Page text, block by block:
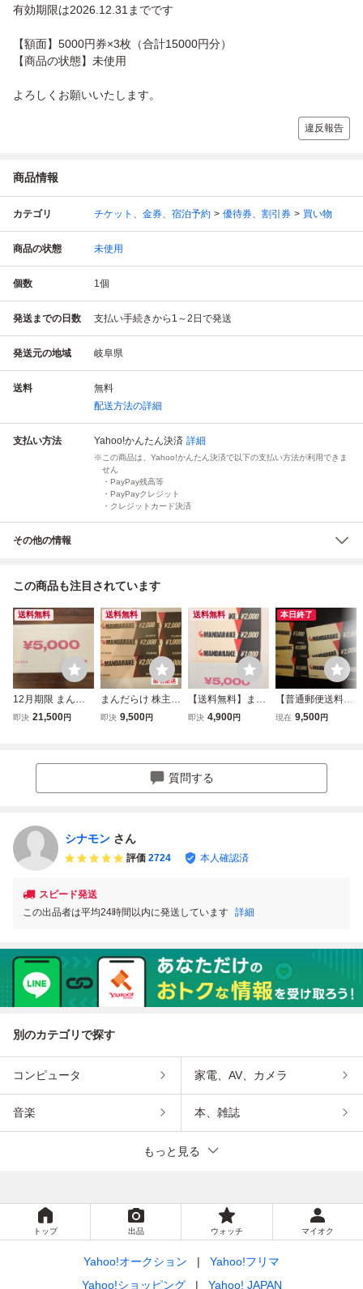
有効期限は2026.12.31までです
【額面】5000円券×3枚（合計15000円分）
【商品の状態】未使用
よろしくお願いいたします。
違反報告
商品情報
カテゴリ チケット、金券、宿泊予約 優待券、割引券 買い物
商品の状態 未使用
個数 1個
発送までの日数 支払い手続きから1～2日で発送
発送元の地域 岐阜県
送料
無料
配送方法の詳細
支払い方法 Yahoo!かんたん決済 詳細
この商品は、Yahoo!かんたん決済で以下の支払い方法が利用できま
せん
・PayPay残高等
・PayPayクレジット
・クレジットカード決済
その他の情報
この商品も注目されています
送料無料
12月期限 まんだ
らけ 株主優待券 2
即決 21,500円
送料無料
まんだらけ 株主優
待券 10,000円分
即決 9,500円
送料無料
【送料無料】まん
だらけ 株主優待券
即決 4,900円
本日終了
【普通郵便送料無
料】まんだらけ
現在 9,500円
質問する
シナモン さん
評価 2724 本人確認済
スピード発送
この出品者は平均24時間以内に発送しています 詳細
別のカテゴリで探す
コンピュータ 家電、AV、カメラ
音楽 本、雑誌
もっと見る
トップ 出品 ウォッチ マイオク
Yahoo!オークション
Yahoo!フリマ
Yahoo!ショッピング
Yahoo! JAPAN